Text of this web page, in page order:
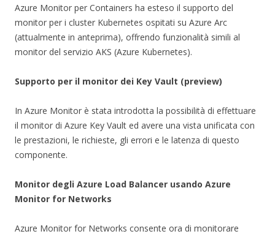
Azure Monitor per Containers ha esteso il supporto del
monitor per i cluster Kubernetes ospitati su Azure Arc
(attualmente in anteprima), offrendo funzionalità simili al
monitor del servizio AKS (Azure Kubernetes).
Supporto per il monitor dei Key Vault (preview)
In Azure Monitor è stata introdotta la possibilità di effettuare
il monitor di Azure Key Vault ed avere una vista unificata con
le prestazioni, le richieste, gli errori e le latenza di questo
componente.
Monitor degli Azure Load Balancer usando Azure
Monitor for Networks
Azure Monitor for Networks consente ora di monitorare